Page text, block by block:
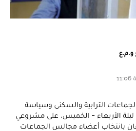
الترابية والسكنى وسياسة
ليلة الأربعاء - الخميس، على مشروعي
بانتخاب أعضاء مجالس الجماعات